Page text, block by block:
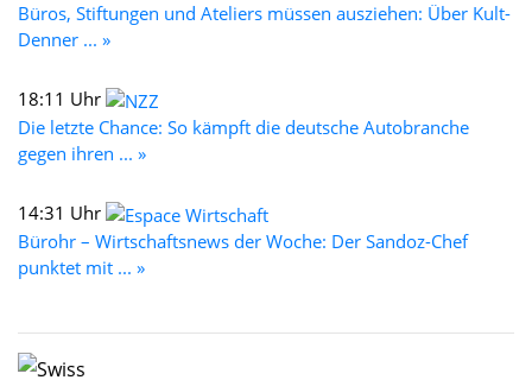
Büros, Stiftungen und Ateliers müssen ausziehen: Über Kult-
Denner ... »
18:11 Uhr
Die letzte Chance: So kämpft die deutsche Autobranche
gegen ihren ... »
14:31 Uhr
Bürohr – Wirtschaftsnews der Woche: Der Sandoz-Chef
punktet mit ... »